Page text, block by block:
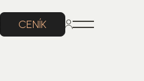
CENÍK